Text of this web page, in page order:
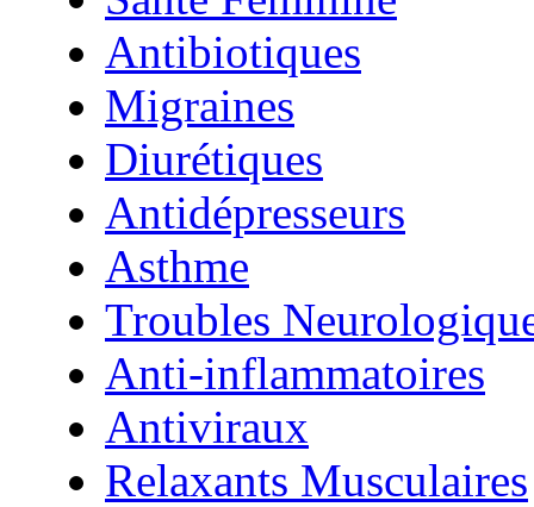
Antibiotiques
Migraines
Diurétiques
Antidépresseurs
Asthme
Troubles
Anti-inflammatoires
Antiviraux
Relaxants Musculaires